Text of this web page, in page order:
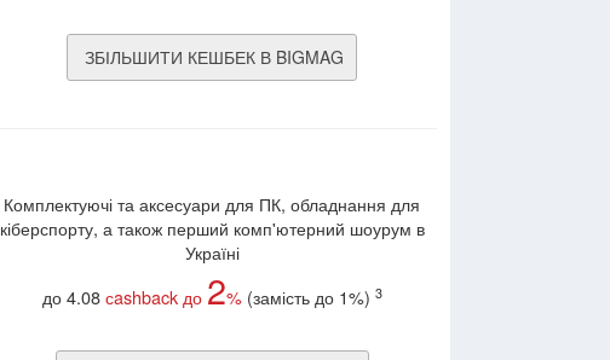
ЗБІЛЬШИТИ КЕШБЕК В BIGMAG
Комплектуючі та аксесуари для ПК, обладнання для
кіберспорту, а також перший комп'ютерний шоурум в
Україні
до 4.08сashback до 2%(замість до 1%) 3